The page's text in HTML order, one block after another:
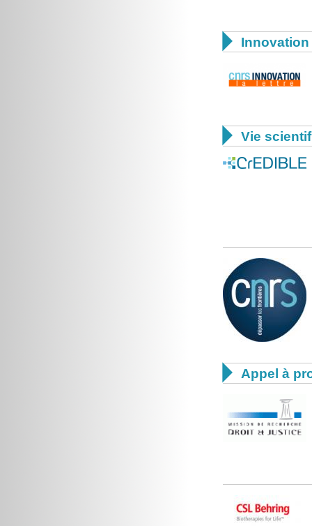

 Vie
 Appel à